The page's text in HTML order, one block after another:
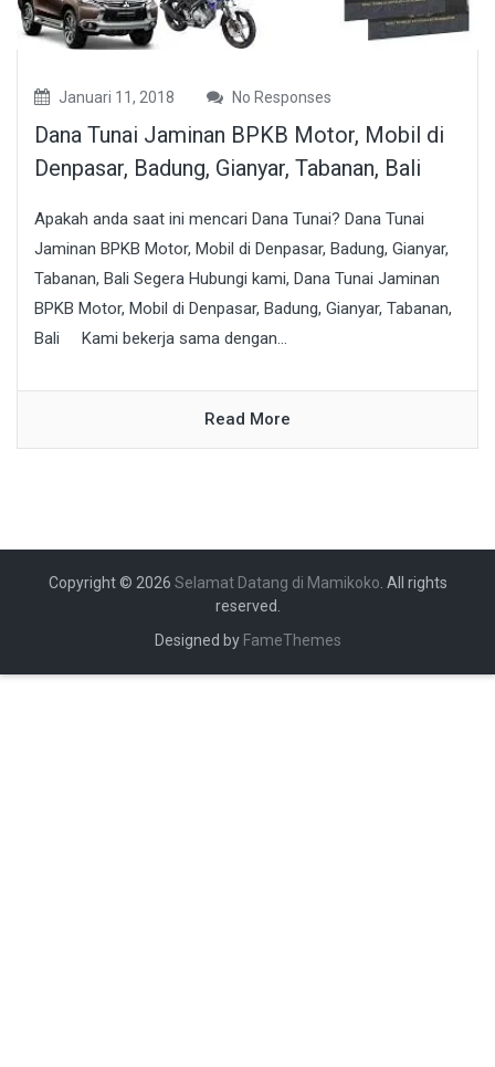
Januari 11, 2018 No Responses
Dana Tunai Jaminan BPKB Motor, Mobil di
Denpasar, Badung, Gianyar, Tabanan, Bali
Apakah anda saat ini mencari Dana Tunai? Dana Tunai
Jaminan BPKB Motor, Mobil di Denpasar, Badung, Gianyar,
Tabanan, Bali Segera Hubungi kami, Dana Tunai Jaminan
BPKB Motor, Mobil di Denpasar, Badung, Gianyar, Tabanan,
Bali Kami bekerja sama dengan...
Read More
Copyright © 2026 Selamat Datang di Mamikoko . All rights
reserved.
Designed by FameThemes